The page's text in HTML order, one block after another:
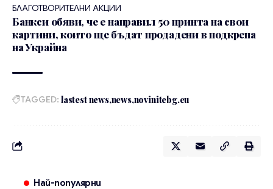
БЛАГОТВОРИТЕЛНИ АКЦИИ
Банкси обяви, че е направил 50 принта на свои
картини, които ще бъдат продадени в подкрепа
на Украйна
TAGGED: lastest news news novinitebg.eu
Най-популярни